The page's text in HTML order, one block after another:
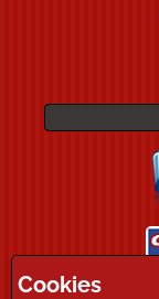
Cookies